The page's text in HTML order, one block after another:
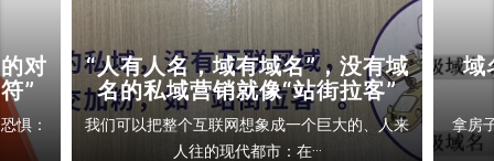
对
”
惧：
“人有人名，域有域名”，没有域
名的私域营销就像“站街拉客”
我们可以把整个互联网想象成一个巨大的、人来
人往的现代都市：在···
域
拿房